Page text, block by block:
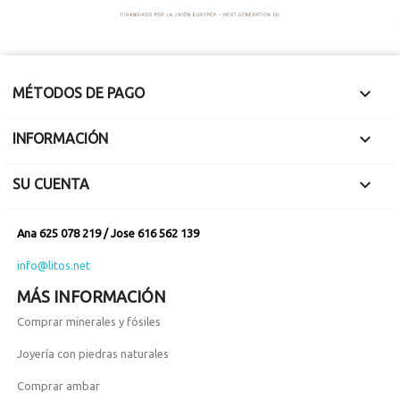
MÉTODOS DE PAGO 
INFORMACIÓN 
SU CUENTA 
Ana 625 078 219 / Jose 616 562 139
info@litos.net
MÁS INFORMACIÓN
Comprar minerales y fósiles
Joyería con piedras naturales
Comprar ambar